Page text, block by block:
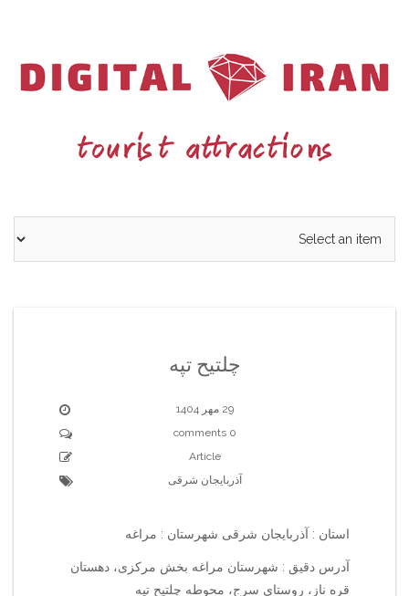
چلتیح تپه
29 مهر 1404
0 comments
Article
آذربایجان شرقی
استان : آذربایجان شرقی شهرستان : مراغه
آدرس دقیق : شهرستان مراغه بخش مرکزی، دهستان
قره ناز، روستای سرج، محوطه چلتیح تپه